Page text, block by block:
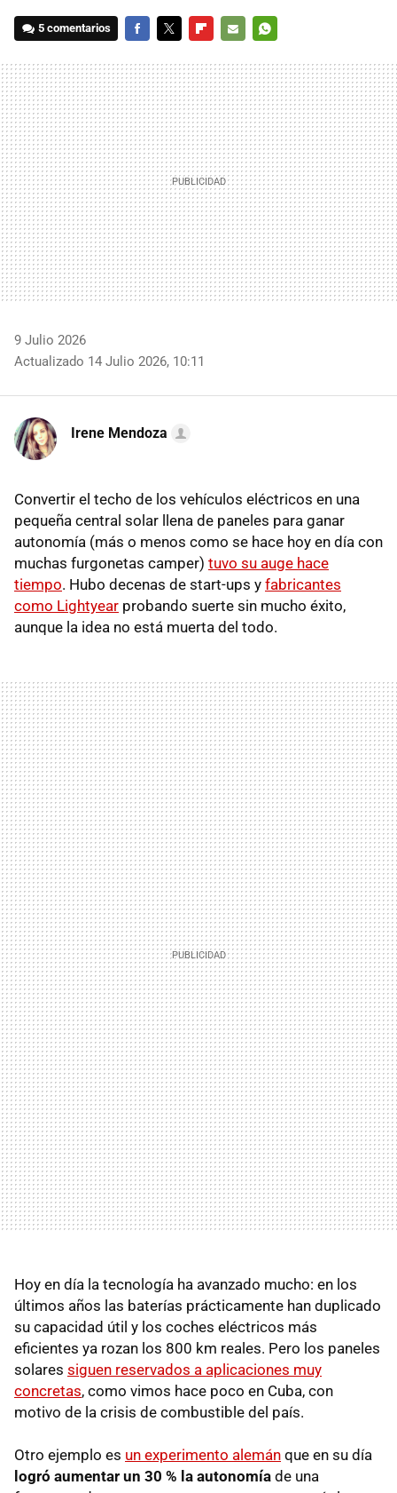
5 comentarios
MAIL
9 Julio 2026
Actualizado 14 Julio 2026, 10:11
Irene Mendoza
Convertir el techo de los vehículos eléctricos en una
pequeña central solar llena de paneles para ganar
autonomía (más o menos como se hace hoy en día con
muchas furgonetas camper) tuvo su auge hace
tiempo. Hubo decenas de start-ups y fabricantes
como Lightyear probando suerte sin mucho éxito,
aunque la idea no está muerta del todo.
Hoy en día la tecnología ha avanzado mucho: en los
últimos años las baterías prácticamente han duplicado
su capacidad útil y los coches eléctricos más
eficientes ya rozan los 800 km reales. Pero los paneles
solares siguen reservados a aplicaciones muy
concretas, como vimos hace poco en Cuba, con
motivo de la crisis de combustible del país.
Otro ejemplo es un experimento alemán que en su día
logró aumentar un 30 % la autonomía de una